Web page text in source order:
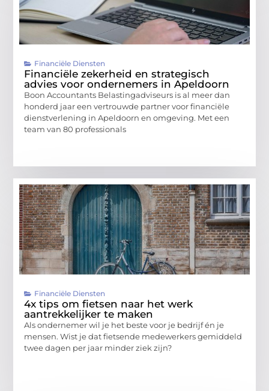
Financiële Diensten
Financiële zekerheid en strategisch
advies voor ondernemers in Apeldoorn
Boon Accountants Belastingadviseurs is al meer dan
honderd jaar een vertrouwde partner voor financiële
dienstverlening in Apeldoorn en omgeving. Met een
team van 80 professionals
Financiële Diensten
4x tips om fietsen naar het werk
aantrekkelijker te maken
Als ondernemer wil je het beste voor je bedrijf én je
mensen. Wist je dat fietsende medewerkers gemiddeld
twee dagen per jaar minder ziek zijn?